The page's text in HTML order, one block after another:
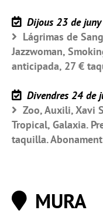
Dijous 23 de juny
Lágrimas de
Jazzwoman,
anticipada, 27 €
Divendres 24 de
Zoo, Auxili, Xavi
Tropical, Galaxia.
taquilla.
MURA